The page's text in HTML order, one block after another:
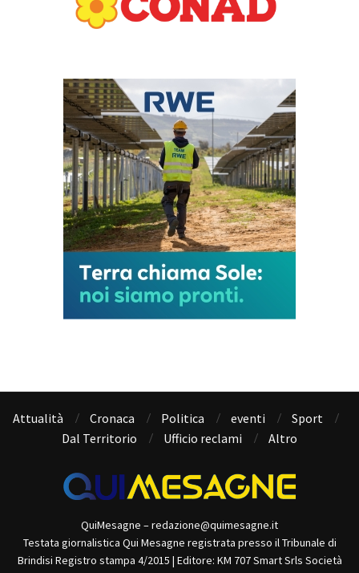
Attualità Cronaca Politica eventi
Sport
Dal Territorio
Ufficio reclami Altro
QuiMesagne – redazione@quimesagne.it
Testata giornalistica Qui Mesagne registrata presso il Tribunale di
Brindisi Registro stampa 4/2015 | Editore: KM 707 Smart Srls Società